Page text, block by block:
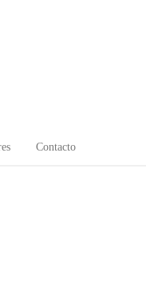
Contacto